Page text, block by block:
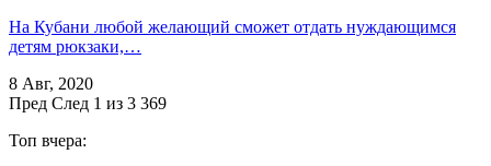
На Кубани любой желающий сможет отдать нуждающимся
детям рюкзаки,…
8 Авг, 2020
Пред След 1 из 3 369
Топ вчера: